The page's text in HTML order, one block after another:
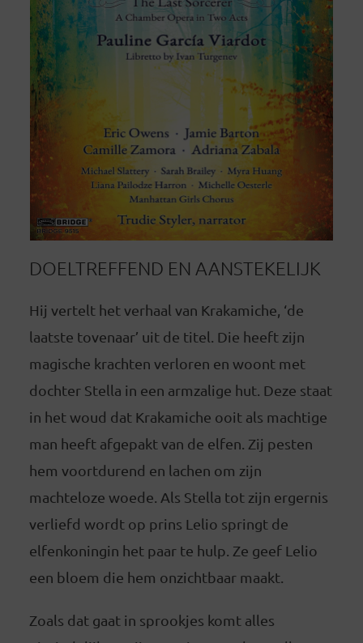
DOELTREFFEND EN AANSTEKELIJK
Hij vertelt het verhaal van Krakamiche, ‘de
laatste tovenaar’ uit de titel. Die heeft zijn
magische krachten verloren en woont met
dochter Stella in een armzalige hut. Deze staat
in het woud dat Krakamiche ooit als machtige
man heeft afgepakt van de elfen. Zij pesten
hem voortdurend en lachen om zijn
machteloze woede. Als Stella tot zijn ergernis
verliefd wordt op prins Lelio springt de
elfenkoningin het paar te hulp. Ze geef Lelio
een bloem die hem onzichtbaar maakt.
Zoals dat gaat in sprookjes komt alles